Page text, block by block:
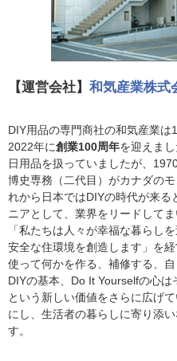
【運営会社】 和気産業株式
DIY用品の専門商社の和気産業は
2022年に創業100周年を迎えま
日用品を扱っていましたが、
博史専務（二代目）がカナダの
れから日本ではDIYの時代が来る
ニアとして、業界をリードしてま
「私たちは人々が幸福な暮らし
安全な住環境を創造します」を
使って何かを作る、補修する、
DIYの基本、Do It Yourselfの心は
という新しい価値をさらに広げ
にし、生活者の暮らしに寄り添
す。